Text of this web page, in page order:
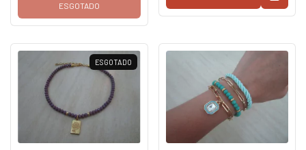
ESGOTADO
ESGOTADO